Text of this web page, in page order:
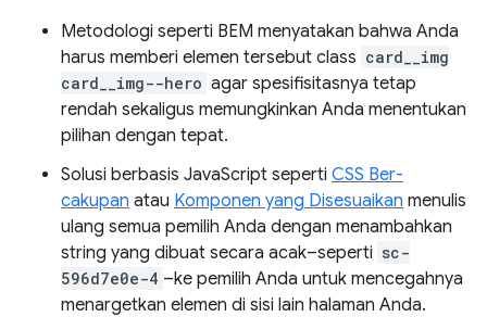
Metodologi seperti BEM menyatakan bahwa Anda
harus memberi elemen tersebut class card__img
card__img--hero agar spesifisitasnya tetap
rendah sekaligus memungkinkan Anda menentukan
pilihan dengan tepat.
Solusi berbasis JavaScript seperti CSS Ber-
cakupan atau Komponen yang Disesuaikan menulis
ulang semua pemilih Anda dengan menambahkan
string yang dibuat secara acak–seperti sc-
596d7e0e-4 –ke pemilih Anda untuk mencegahnya
menargetkan elemen di sisi lain halaman Anda.